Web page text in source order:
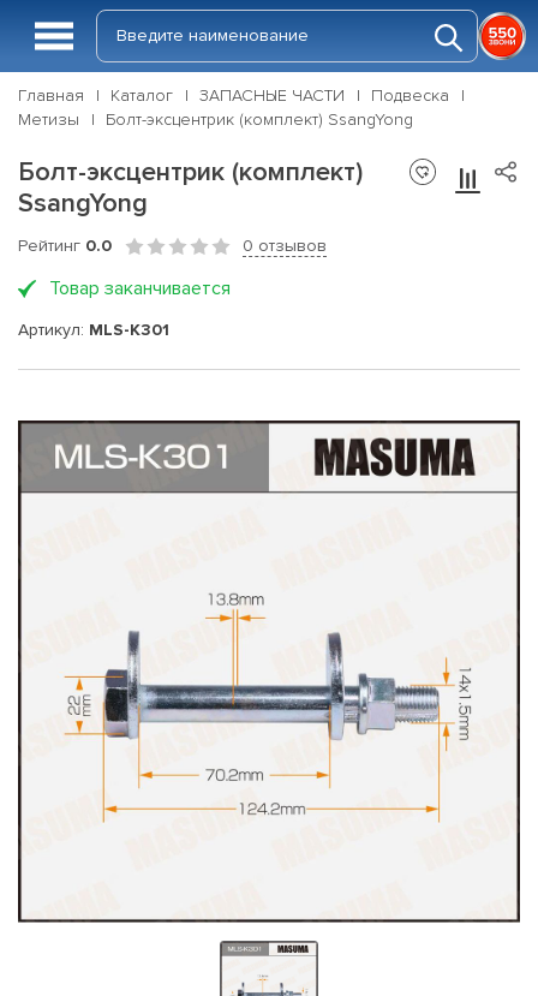
Главная Каталог ЗАПАСНЫЕ ЧАСТИ
Подвеска
Метизы
Болт-эксцентрик (комплект) SsangYong
Болт-эксцентрик (комплект)
SsangYong
Рейтинг 0.0 0 отзывов
Товар заканчивается
Артикул: MLS-K301